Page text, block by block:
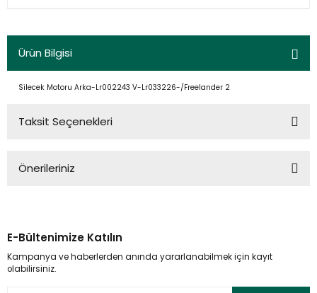
Ürün Bilgisi
Silecek Motoru Arka-Lr002243 V-Lr033226-/Freelander 2
Taksit Seçenekleri
Önerileriniz
kullanarak tarafımıza iletebilirsiniz.
Görüş ve önerileriniz için teşekkür ederiz.
E-Bültenimize Katılın
Kampanya ve haberlerden anında yararlanabilmek için kayıt
olabilirsiniz.